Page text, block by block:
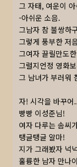
그 자태, 여운이
-아쉬운 소음.
그남자 참 불쌍하
그렇게 풍부한 저
그여자 끌릴만도
그럴지언정 영화
그 남녀가 부러워
자! 시각을 바꾸어..
빵빵 이성준님!
여자 다루는 솜씨
탱글탱글 알마!
지가 그래봤자 넉
훌륭한 남자 만나